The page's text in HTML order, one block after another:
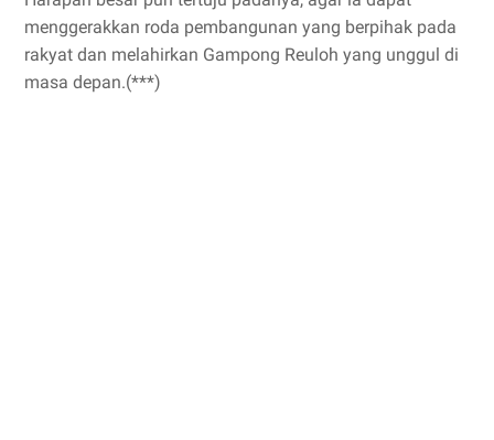
menggerakkan roda pembangunan yang berpihak pada
rakyat dan melahirkan Gampong Reuloh yang unggul di
masa depan.(***)